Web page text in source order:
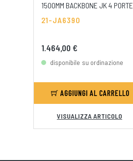
1500MM BACKBONE JK 4 PORTE
21-JA6390
1.464,00 €
disponibile su ordinazione
AGGIUNGI AL CARRELLO
VISUALIZZA ARTICOLO